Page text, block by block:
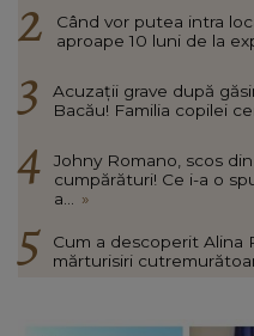
Când vor putea intra
aproape 10 luni de la
Acuzații grave după
Bacău! Familia copilei
Johny Romano, scos
cumpărături! Ce i-a o
a...
»
Cum a descoperit Alina
mărturisiri